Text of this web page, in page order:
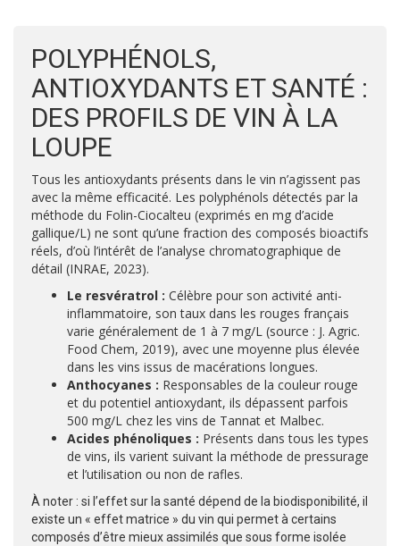
POLYPHÉNOLS,
ANTIOXYDANTS ET SANTÉ :
DES PROFILS DE VIN À LA
LOUPE
Tous les antioxydants présents dans le vin n’agissent pas
avec la même efficacité. Les polyphénols détectés par la
méthode du Folin-Ciocalteu (exprimés en mg d’acide
gallique/L) ne sont qu’une fraction des composés bioactifs
réels, d’où l’intérêt de l’analyse chromatographique de
détail (INRAE, 2023).
Le resvératrol : Célèbre pour son activité anti-
inflammatoire, son taux dans les rouges français
varie généralement de 1 à 7 mg/L (source : J. Agric.
Food Chem, 2019), avec une moyenne plus élevée
dans les vins issus de macérations longues.
Anthocyanes : Responsables de la couleur rouge
et du potentiel antioxydant, ils dépassent parfois
500 mg/L chez les vins de Tannat et Malbec.
Acides phénoliques : Présents dans tous les types
de vins, ils varient suivant la méthode de pressurage
et l’utilisation ou non de rafles.
À noter : si l’effet sur la santé dépend de la biodisponibilité, il
existe un « effet matrice » du vin qui permet à certains
composés d’être mieux assimilés que sous forme isolée